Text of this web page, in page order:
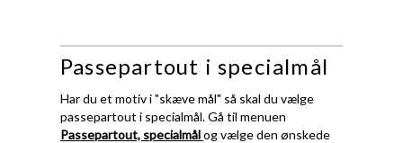
Passepartout i specialmål
Har du et motiv i "skæve mål" så skal du vælge
passepartout i specialmål. Gå til menuen
Passepartout, specialmålog vælge den ønskede